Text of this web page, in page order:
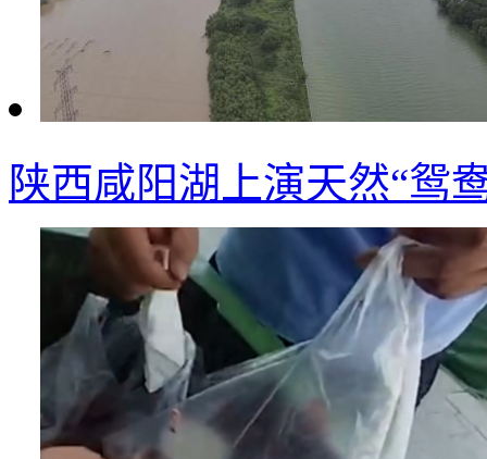
陕西咸阳湖上演天然“鸳